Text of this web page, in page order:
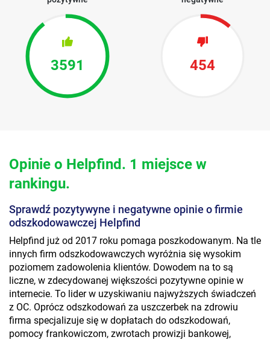
3591 454
Opinie o Helpfind. 1 miejsce w
rankingu.
Sprawdź pozytywyne i negatywne opinie o firmie
odszkodowawczej Helpfind
Helpfind już od 2017 roku pomaga poszkodowanym. Na tle
innych firm odszkodowawczych wyróżnia się wysokim
poziomem zadowolenia klientów. Dowodem na to są
liczne, w zdecydowanej większości pozytywne opinie w
internecie. To lider w uzyskiwaniu najwyższych świadczeń
z OC. Oprócz odszkodowań za uszczerbek na zdrowiu
firma specjalizuje się w dopłatach do odszkodowań,
pomocy frankowiczom, zwrotach prowizji bankowej,